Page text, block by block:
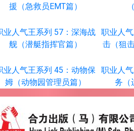
援（急救员EMT篇）
业人气王系列 57：深海战
舰（潜艇指挥官篇）
职业人
击（狙
业人气王系列 45：动物保
姆（动物园管理员篇）
职业人
务（